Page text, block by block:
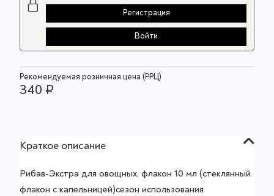
Регистрация
Войти
Рекомендуемая розничная цена (РРЦ)
340 ₽
Краткое описание
Рибав-Экстра для овощных, флакон 10 мл (стеклянный
флакон с капельницей)сезон использования